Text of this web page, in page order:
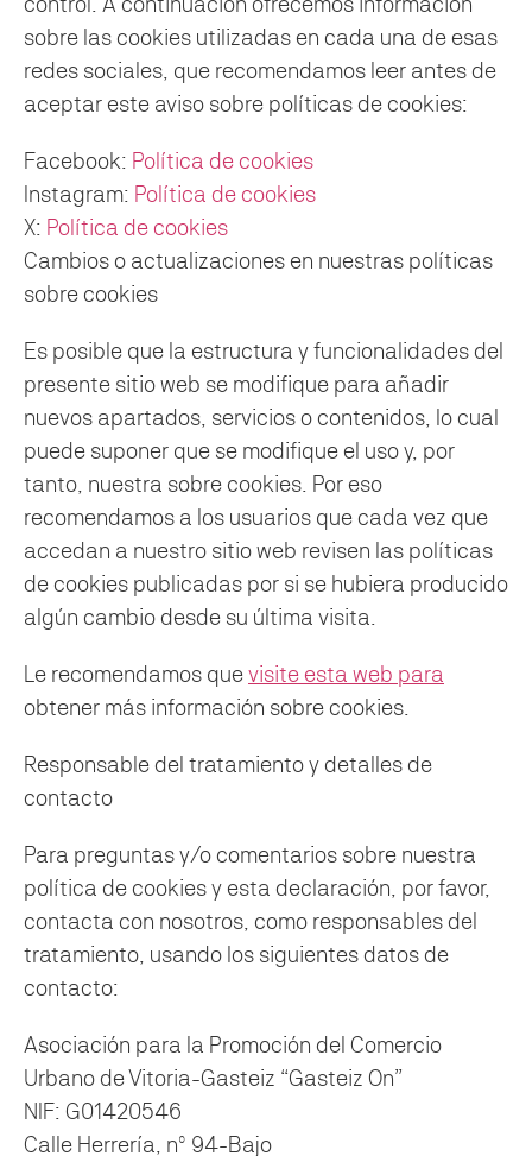
sobre las cookies utilizadas en cada una de esas
redes sociales, que recomendamos leer antes de
aceptar este aviso sobre políticas de cookies:
Facebook: Política de cookies
Instagram: Política de cookies
X: Política de cookies
Cambios o actualizaciones en nuestras políticas
sobre cookies
Es posible que la estructura y funcionalidades del
presente sitio web se modifique para añadir
nuevos apartados, servicios o contenidos, lo cual
puede suponer que se modifique el uso y, por
tanto, nuestra sobre cookies. Por eso
recomendamos a los usuarios que cada vez que
accedan a nuestro sitio web revisen las políticas
de cookies publicadas por si se hubiera producido
algún cambio desde su última visita.
Le recomendamos quevisite esta web para
obtener más información sobre cookies.
Responsable del tratamiento y detalles de
contacto
Para preguntas y/o comentarios sobre nuestra
política de cookies y esta declaración, por favor,
contacta con nosotros, como responsables del
tratamiento, usando los siguientes datos de
contacto:
Asociación para la Promoción del Comercio
Urbano de Vitoria-Gasteiz “Gasteiz On”
NIF: G01420546
Calle Herrería, nº 94-Bajo